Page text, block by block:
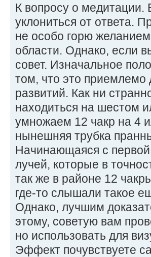
К вопросу о
уклониться от ответа.
не особо горю
области. Однако, если
совет. Изначальное
том, что это приемлемо
развитий. Как ни
находиться на шестом
умножаем 12 чакр на 4
нынешняя трубка
Начинающаяся с первой
лучей, которые в
так же в районе 12
где-то слышали такое
Однако, лучшим
этому, советую вам
но использовать для
Эффект почувствуете